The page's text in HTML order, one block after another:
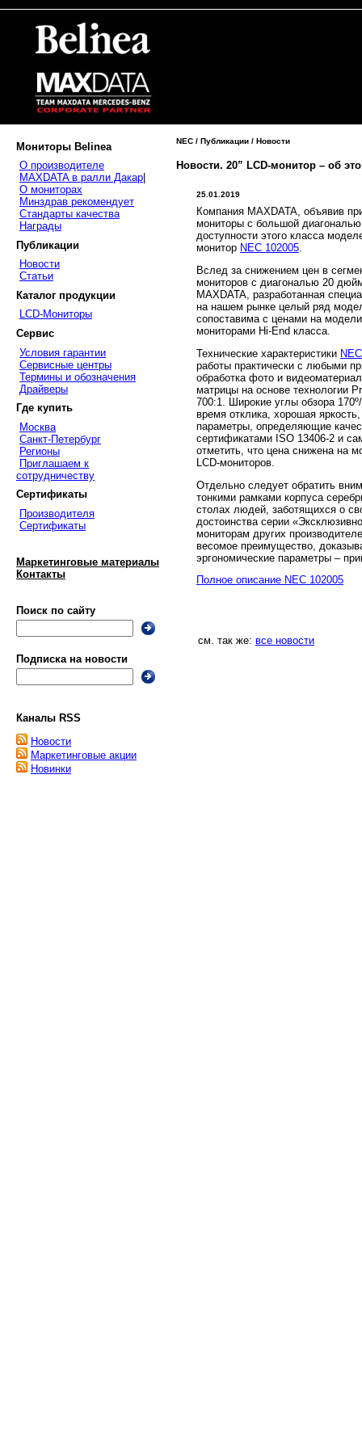
Мониторы Belinea
О производителе
MAXDATA в ралли Дакар
О мониторах
Минздрав рекомендует
Стандарты качества
Награды
Публикации
Новости
Статьи
Каталог продукции
LCD-Мониторы
Сервис
Условия гарантии
Сервисные центры
Термины и обозначения
Драйверы
Где купить
Москва
Санкт-Петербург
Регионы
Приглашаем к
сотрудничеству
Сертификаты
Производителя
Сертификаты
Маркетинговые материалы
Контакты
Поиск по сайту
Подписка на новости
Каналы RSS
Новости
Маркетинговые акции
Новинки
NEC / Публикации / Новости
Новости. 20” LCD-монитор – об
25.01.2019
Компания MAXDATA, объявив
мониторы с большой
доступности этого класса
монитор NEC 102005.
Вслед за снижением цен в
мониторов с диагональю 20
MAXDATA, разработанная
на нашем рынке целый ряд
сопоставима с ценами на
мониторами Hi-End класса.
Технические характеристики
работы практически с любыми
обработка фото и
матрицы на основе технологии
700:1. Широкие углы обзора
время отклика, хорошая
параметры, определяющие
сертификатами ISO 13406-2 и
отметить, что цена снижена на
LCD-мониторов.
Отдельно следует обратить
тонкими рамками корпуса
столах людей, заботящихся о
достоинства серии
мониторам других
весомое преимущество,
эргономические параметры –
Полное описание NEC 102005
см. так же: все новости